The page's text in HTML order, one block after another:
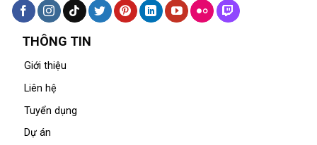
THÔNG TIN
Giới thiệu
Liên hệ
Tuyển dụng
Dự án